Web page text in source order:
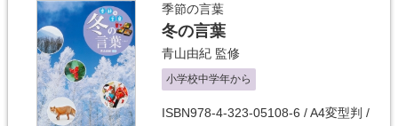
季節の言葉
冬の言葉
青山由紀 監修
小学校中学年から
ISBN978-4-323-05108-6 / A4変型判 /